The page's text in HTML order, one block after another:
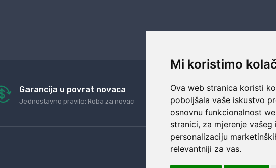
Mi koristimo
Ova web stranica koristi
poboljšala vaše iskustvo
osnovnu funkcionalnost
stranici, za mjerenje
personalizaciju
relevantniji za vas.
Garancija u povrat novaca
Jednostavno pravilo: Roba za novac
24/7 odlična podrška
Naši agenti uvijek na